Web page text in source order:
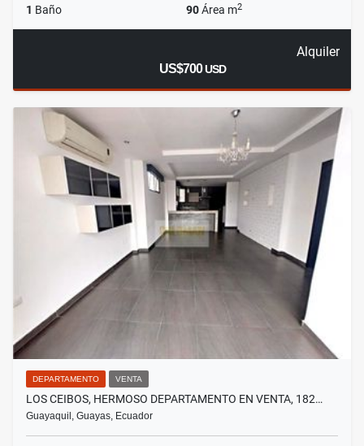
1 Baño 90Área m2
Alquiler
US$700USD
DEPARTAMENTO VENTA
LOS CEIBOS, HERMOSO DEPARTAMENTO EN VENTA, 182…
Guayaquil, Guayas, Ecuador